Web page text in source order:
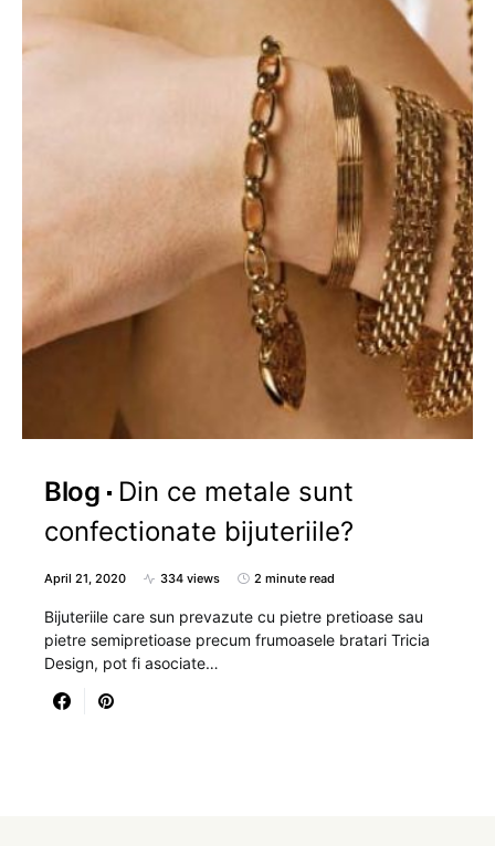
Blog
Din ce metale sunt
confectionate bijuteriile?
April 21, 2020 334 views 2 minute read
Bijuteriile care sun prevazute cu pietre pretioase sau
pietre semipretioase precum frumoasele bratari Tricia
Design, pot fi asociate…